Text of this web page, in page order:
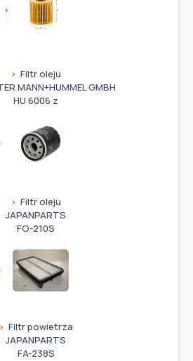
Filtr oleju
MANN+HUMMEL GMBH
HU 6006 z
Filtr oleju
JAPANPARTS
FO-210S
Filtr powietrza
JAPANPARTS
FA-238S